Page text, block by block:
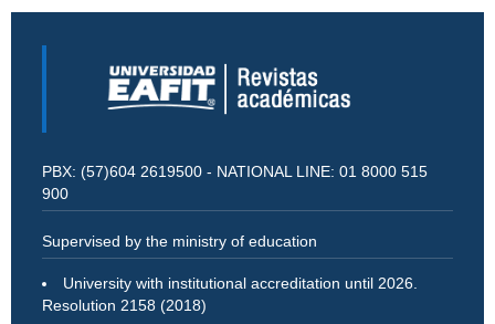
PBX: (57)604 2619500 - NATIONAL LINE: 01 8000 515
900
Supervised by the ministry of education
University with institutional accreditation until 2026.
Resolution 2158 (2018)